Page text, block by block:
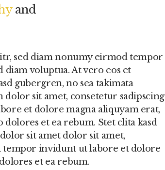
and
sed diam nonumy eirmod tempor
voluptua. At vero eos et
gubergren, no sea takimata
sit amet, consetetur sadipscing
et dolore magna aliquyam erat,
dolores et ea rebum. Stet clita kasd
sit amet dolor sit amet,
tempor invidunt ut labore et dolore
et ea rebum.